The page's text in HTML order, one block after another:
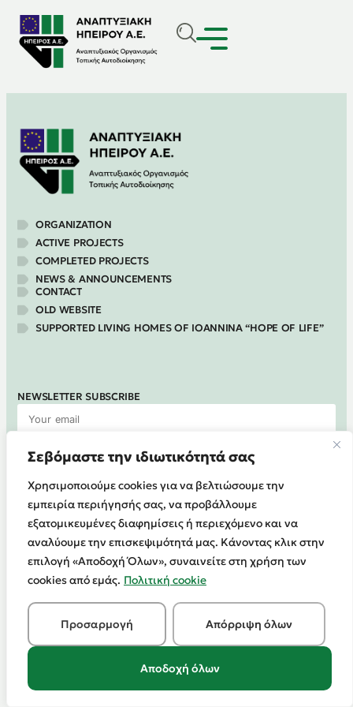
Σεβόμαστε την ιδιωτικότητά σας
Χρησιμοποιούμε cookies για να βελτιώσουμε την
εμπειρία περιήγησής σας, να προβάλλουμε
εξατομικευμένες διαφημίσεις ή περιεχόμενο και να
αναλύουμε την επισκεψιμότητά μας. Κάνοντας κλικ στην
επιλογή «Αποδοχή Όλων», συναινείτε στη χρήση των
cookies από εμάς. Πολιτική cookie
Προσαρμογή Απόρριψη όλων
Αποδοχή όλων
ORGANIZATION
ACTIVE PROJECTS
COMPLETED PROJECTS
NEWS & ANNOUNCEMENTS
CONTACT
OLD WEBSITE
SUPPORTED LIVING HOMES OF IOANNINA “HOPE OF LIFE”
NEWSLETTER SUBSCRIBE
Register at
EPIRUS
©2026
TERMS OF USE
PRIVACY POLICY